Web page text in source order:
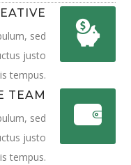
sed
justo
tempus.
TEAM
sed
justo
tempus.